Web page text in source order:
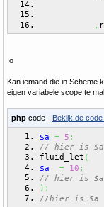
,
:o
Kan iemand die in Scheme
eigen variabele scope te
php code - Bekijk de
$a = 5 ;
// hier is
fluid_let (
$a
= 10 ;
// hier is $a
) ;
//hier is $a